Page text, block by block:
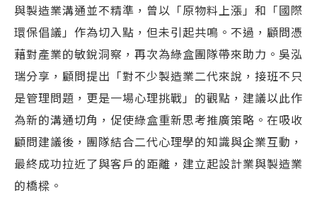
與製造業溝通並不精準，曾以「原物料上漲」和「國際
環保倡議」作為切入點，但未引起共鳴。不過，顧問憑
藉對產業的敏銳洞察，再次為綠盒團隊帶來助力。吳泓
瑞分享，顧問提出「對不少製造業二代來說，接班不只
是管理問題，更是一場心理挑戰」的觀點，建議以此作
為新的溝通切角，促使綠盒重新思考推廣策略。在吸收
顧問建議後，團隊結合二代心理學的知識與企業互動，
最終成功拉近了與客戶的距離，建立起設計業與製造業
的橋樑。